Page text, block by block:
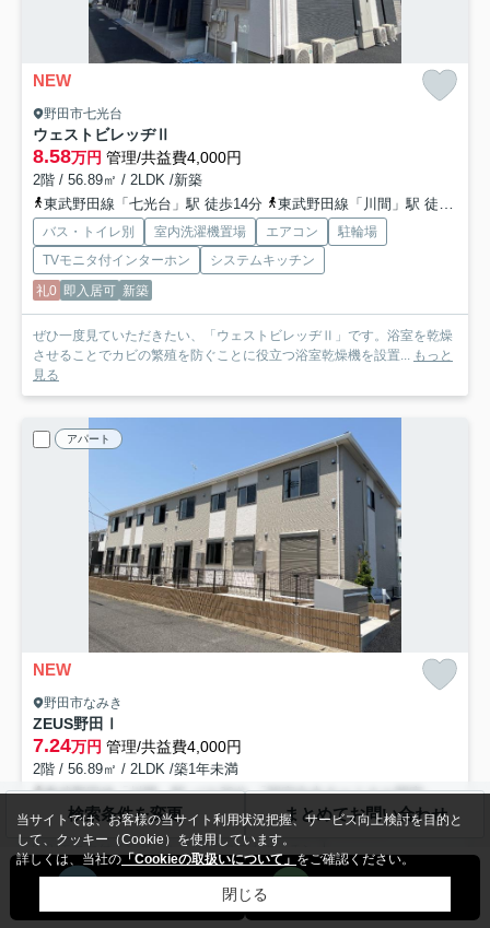
NEW
野田市七光台
ウェストビレッヂⅡ
8.58万円 管理/共益費4,000円
2階 / 56.89㎡ / 2LDK /新築
東武野田線「七光台」駅 徒歩14分
東武野田線「川間」駅 徒歩22分
バス・トイレ別 室内洗濯機置場 エアコン
駐輪場
TVモニタ付インターホン
システムキッチン
礼0 即入居可 新築
ぜひ一度見ていただきたい、「ウェストビレッヂⅡ」です。浴室を乾燥
させることでカビの繁殖を防ぐことに役立つ浴室乾燥機を設置...
もっと
見る
アパート
NEW
野田市なみき
ZEUS野田Ⅰ
7.24万円 管理/共益費4,000円
2階 / 56.89㎡ / 2LDK /築1年未満
東武野田線「川間」駅 バス30分 「関宿中央ターミナル関宿」 停歩10分
バス・トイレ別 室内洗濯機置場 エアコン
駐輪場
TVモニタ付インターホン
システムキッチン
礼0 即入居可
「ZEUS野田Ⅰ」：野田市エリアの新居にピッタリ。お風呂に入ってい
検索条件を変更 まとめてお問い合わせ
当サイトでは、お客様の当サイト利用状況把握、サービス向上検討を目的と
して、クッキー（Cookie）を使用しています。
詳しくは、当社の「Cookieの取扱いについて」をご確認ください。
閉じる